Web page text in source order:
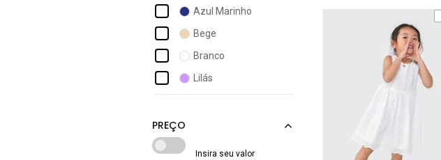
Azul Marinho
Bege
Branco
Lilás